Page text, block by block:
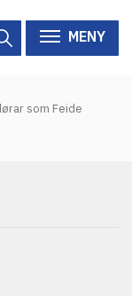
MENY
som Feide